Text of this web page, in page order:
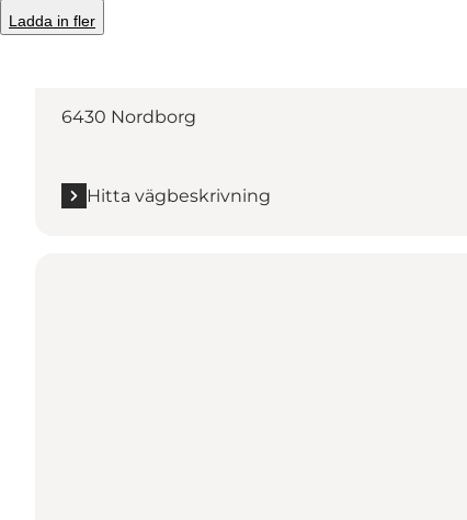
Ladda in flerHitta vägbeskrivning
6430 Nordborg
Hitta vägbeskrivning